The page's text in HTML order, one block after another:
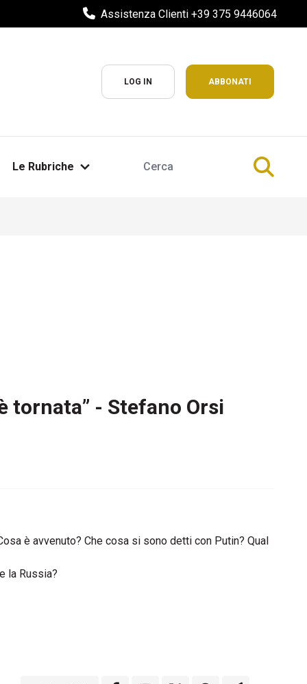
Assistenza Clienti +39 375 9446064
LOG IN ABBONATI
Le Rubriche
tornata” - Stefano Orsi
è avvenuto? Che cosa si sono detti con Putin? Qual
la Russia?